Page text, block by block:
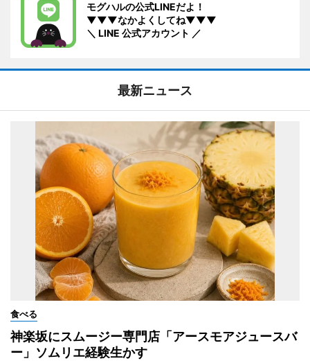
モグハルの公式LINEだよ！
▼▼▼なかよくしてね▼▼▼
＼ LINE 公式アカウント ／
最新ニュース
食べる
神楽坂にスムージー専門店「アースモアジュースバ
ー」ソムリエ経験生かす